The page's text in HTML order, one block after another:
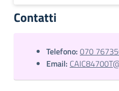
Contatti
Telefono: 070
Email: